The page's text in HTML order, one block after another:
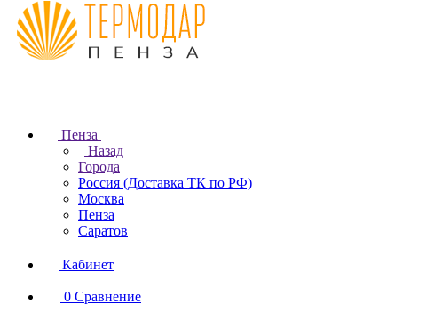
Пенза
Назад
Города
Россия (Доставка ТК по РФ)
Москва
Пенза
Саратов
Кабинет
0 Сравнение